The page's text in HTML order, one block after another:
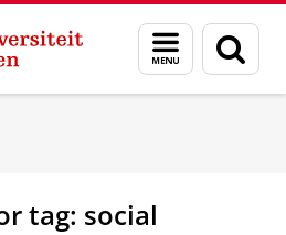
Menu
en
zoeken
of Innovation Management &
tag: social